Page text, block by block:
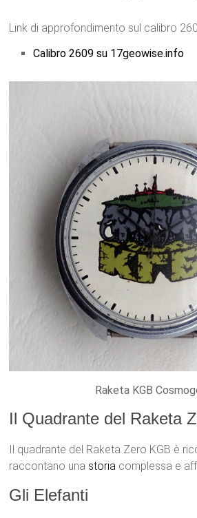
Link di approfondimento sul calibro
Calibro 2609 su 17geowise.info
Raketa KGB
Il Quadrante del Raketa
Il quadrante del Raketa Zero KGB è
raccontano una storia complessa e
Gli Elefanti